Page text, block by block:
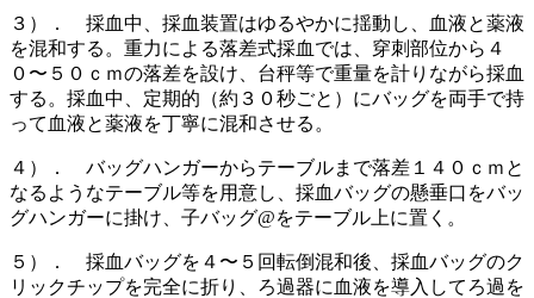
３）． 採血中、採血装置はゆるやかに揺動し、血液と薬液
を混和する。重力による落差式採血では、穿刺部位から４
０〜５０ｃｍの落差を設け、台秤等で重量を計りながら採血
する。採血中、定期的（約３０秒ごと）にバッグを両手で持
って血液と薬液を丁寧に混和させる。
４）． バッグハンガーからテーブルまで落差１４０ｃｍと
なるようなテーブル等を用意し、採血バッグの懸垂口をバッ
グハンガーに掛け、子バッグ@をテーブル上に置く。
５）． 採血バッグを４〜５回転倒混和後、採血バッグのク
リックチップを完全に折り、ろ過器に血液を導入してろ過を